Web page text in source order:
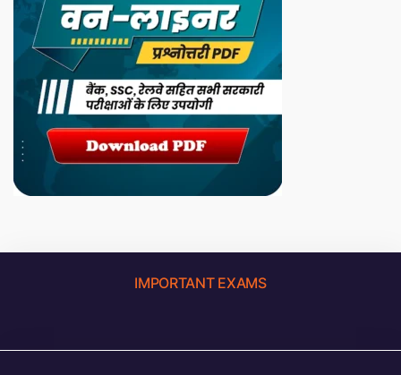
IMPORTANT EXAMS